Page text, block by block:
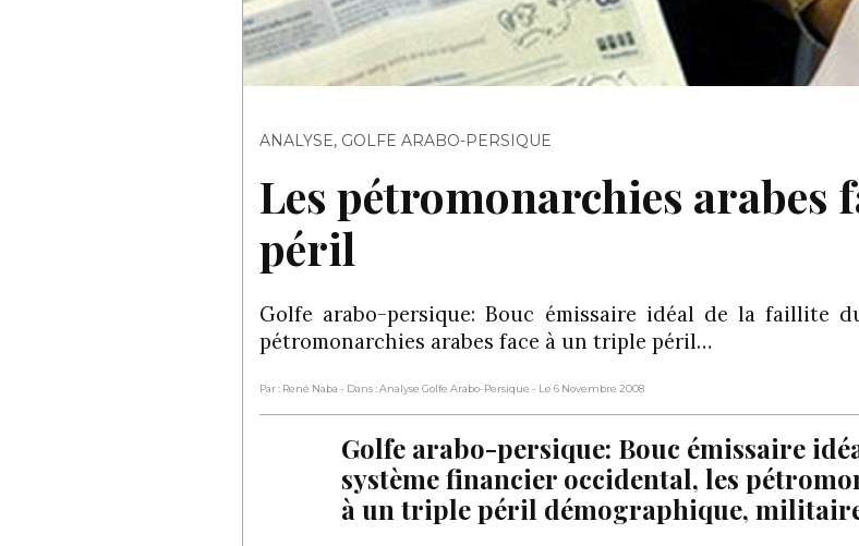
ANALYSE, GOLFE ARABO-PERSIQUE
Les pétromonarchies arabes
péril
Golfe arabo-persique: Bouc émissaire idéal de la faillite
pétromonarchies arabes face à un triple péril…
Par : René Naba - Dans : Analyse Golfe Arabo-Persique - Le 6 Novembre 2008
Golfe arabo-persique: Bouc émissaire
système financier occidental, les
à un triple péril démographique,